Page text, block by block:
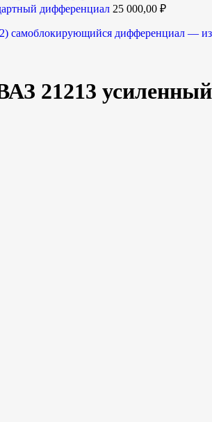
дифференциал 25 000,00 ₽
21213